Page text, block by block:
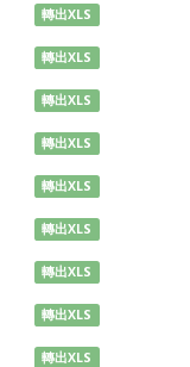
轉出XLS
轉出XLS
轉出XLS
轉出XLS
轉出XLS
轉出XLS
轉出XLS
轉出XLS
轉出XLS